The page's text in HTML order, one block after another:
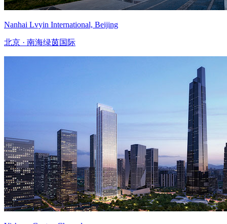
Nanhai Lvyin International, Beijing
北京 · 南海绿茵国际